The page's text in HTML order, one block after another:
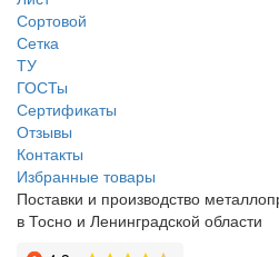
Сортовой
Сетка
ТУ
ГОСТы
Сертификаты
Отзывы
Контакты
Избранные товары
Поставки и производство
в Тосно и Ленинградской области